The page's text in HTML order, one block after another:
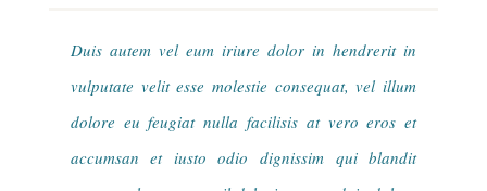
Duis autem vel eum iriure dolor in hendrerit in
vulputate velit esse molestie consequat, vel illum
dolore eu feugiat nulla facilisis at vero eros et
accumsan et iusto odio dignissim qui blandit